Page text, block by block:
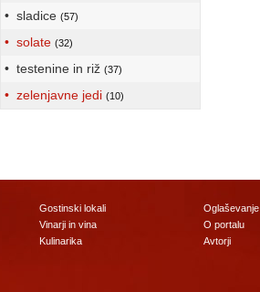
• sladice (57)
• solate (32)
• testenine in riž (37)
• zelenjavne jedi (10)
Gostinski lokali
Vinarji in vina
Kulinarika
Oglaševanje
O portalu
Avtorji